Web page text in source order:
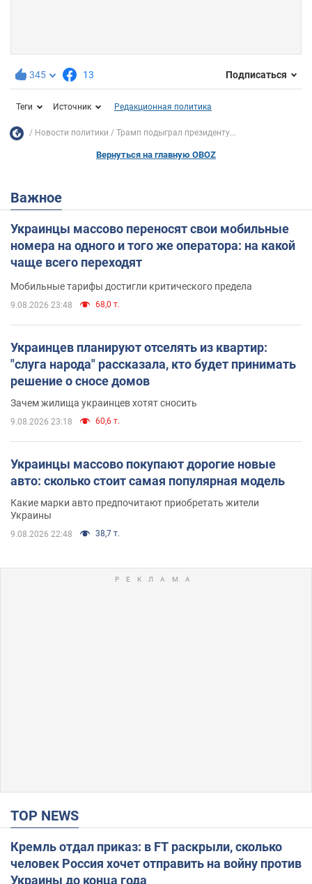
345 13 Подписаться
Теги Источник Редакционная политика
Новости политики Трамп подыграл президенту...
Вернуться на главную OBOZ
Важное
Украинцы массово переносят свои мобильные
номера на одного и того же оператора: на какой
чаще всего переходят
Мобильные тарифы достигли критического предела
9.08.2026 23:48 68,0 т.
Украинцев планируют отселять из квартир:
"слуга народа" рассказала, кто будет принимать
решение о сносе домов
Зачем жилища украинцев хотят сносить
9.08.2026 23:18 60,6 т.
Украинцы массово покупают дорогие новые
авто: сколько стоит самая популярная модель
Какие марки авто предпочитают приобретать жители
Украины
9.08.2026 22:48 38,7 т.
TOP NEWS
Кремль отдал приказ: в FT раскрыли, сколько
человек Россия хочет отправить на войну против
Украины до конца года